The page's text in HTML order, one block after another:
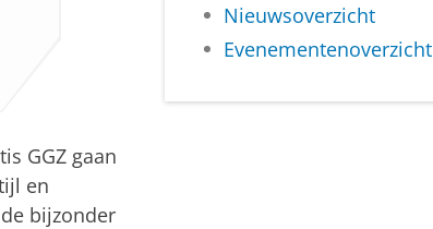
GGZ gaan
en
bijzonder
Nieuwsoverzicht
Evenementenoverzicht